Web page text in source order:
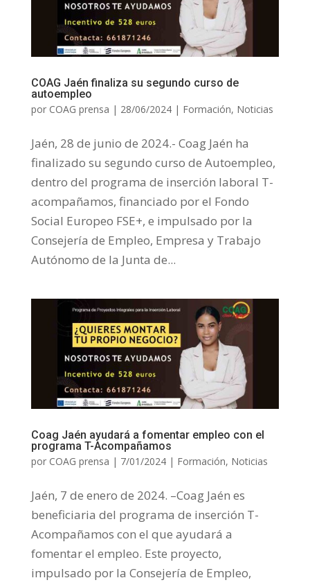
COAG Jaén finaliza su segundo curso de
autoempleo
por COAG prensa | 28/06/2024| Formación, Noticias
Jaén, 28 de junio de 2024.- Coag Jaén ha
finalizado su segundo curso de Autoempleo,
dentro del programa de inserción laboral T-
acompañamos, financiado por el Fondo
Social Europeo FSE+, e impulsado por la
Consejería de Empleo, Empresa y Trabajo
Autónomo de la Junta de...
Coag Jaén ayudará a fomentar empleo con el
programa T-Acompañamos
por COAG prensa | 7/01/2024| Formación, Noticias
Jaén, 7 de enero de 2024. –Coag Jaén es
beneficiaria del programa de inserción T-
Acompañamos con el que ayudará a
fomentar el empleo. Este proyecto,
impulsado por la Consejería de Empleo,